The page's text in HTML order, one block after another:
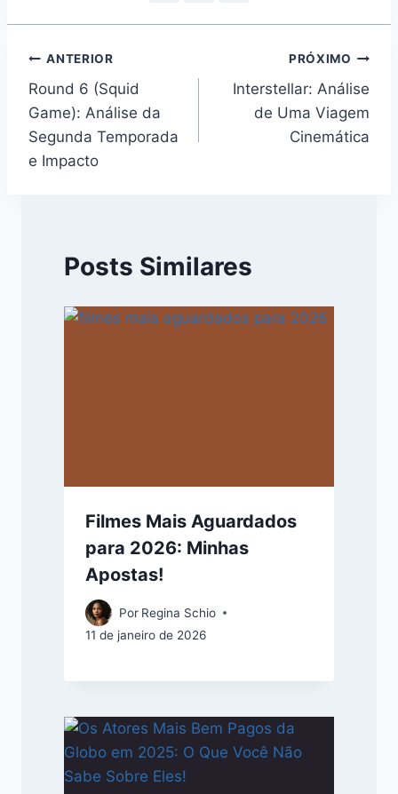
Navegação
de
Post
ANTERIOR
Round 6 (Squid
Game): Análise da
Segunda Temporada
e Impacto
PRÓXIMO
Interstellar: Análise
de Uma Viagem
Cinemática
Posts Similares
Filmes Mais Aguardados
para 2026: Minhas
Apostas!
Por Regina Schio
11 de janeiro de 2026